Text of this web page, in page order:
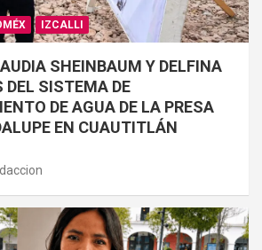
IZCALLI
SHEINBAUM Y DELFINA
DEL SISTEMA DE
DE AGUA DE LA PRESA
EN CUAUTITLÁN